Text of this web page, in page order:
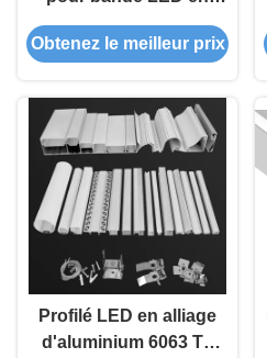
alliage 6063,
thermolaqué, longueur
décoration de plafond
Obtenez le meilleur prix
Profilé LED en alliage
d'aluminium 6063 T5